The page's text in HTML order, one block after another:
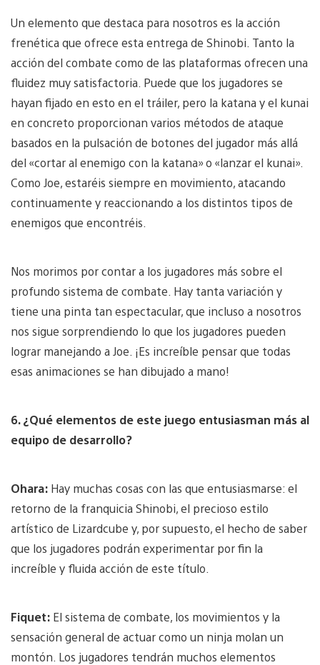
Un elemento que destaca para nosotros es la acción
frenética que ofrece esta entrega de Shinobi. Tanto la
acción del combate como de las plataformas ofrecen una
fluidez muy satisfactoria. Puede que los jugadores se
hayan fijado en esto en el tráiler, pero la katana y el kunai
en concreto proporcionan varios métodos de ataque
basados en la pulsación de botones del jugador más allá
del «cortar al enemigo con la katana» o «lanzar el kunai».
Como Joe, estaréis siempre en movimiento, atacando
continuamente y reaccionando a los distintos tipos de
enemigos que encontréis.
Nos morimos por contar a los jugadores más sobre el
profundo sistema de combate. Hay tanta variación y
tiene una pinta tan espectacular, que incluso a nosotros
nos sigue sorprendiendo lo que los jugadores pueden
lograr manejando a Joe. ¡Es increíble pensar que todas
esas animaciones se han dibujado a mano!
6. ¿Qué elementos de este juego entusiasman más al
equipo de desarrollo?
Ohara: Hay muchas cosas con las que entusiasmarse: el
retorno de la franquicia Shinobi, el precioso estilo
artístico de Lizardcube y, por supuesto, el hecho de saber
que los jugadores podrán experimentar por fin la
increíble y fluida acción de este título.
Fiquet: El sistema de combate, los movimientos y la
sensación general de actuar como un ninja molan un
montón. Los jugadores tendrán muchos elementos